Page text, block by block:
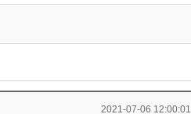
2021-07-06 12:00:01